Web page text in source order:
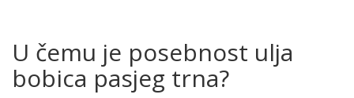
U čemu je posebnost ulja
bobica pasjeg trna?